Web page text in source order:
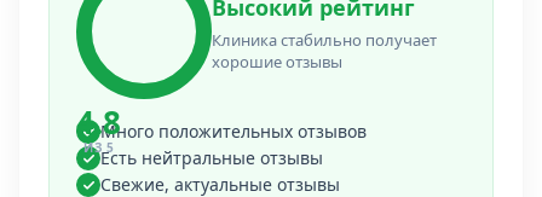
4.8
ИЗ 5
Высокий рейтинг
Клиника стабильно получает
хорошие отзывы
Много положительных отзывов
Есть нейтральные отзывы
Свежие, актуальные отзывы